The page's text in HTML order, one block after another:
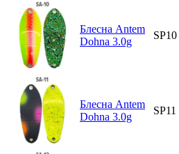
Блесна Antem
Dohna 3.0g
SP10
Блесна Antem
Dohna 3.0g
SP11